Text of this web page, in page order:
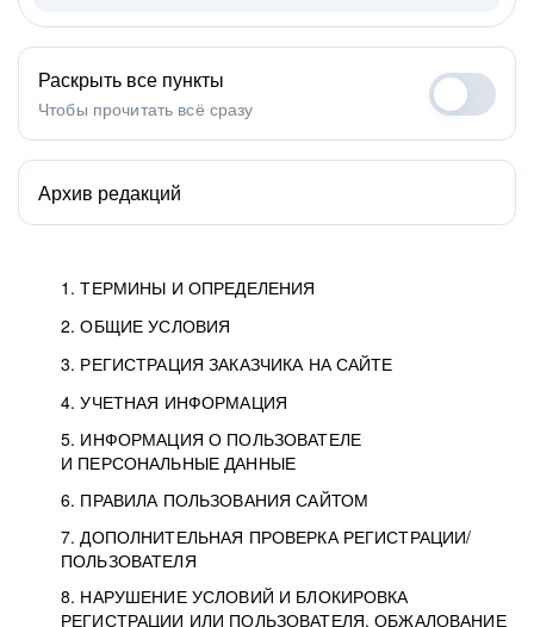
1. ТЕРМИНЫ И ОПРЕДЕЛЕНИЯ
2. ОБЩИЕ УСЛОВИЯ
3. РЕГИСТРАЦИЯ ЗАКАЗЧИКА НА САЙТЕ
4. УЧЕТНАЯ ИНФОРМАЦИЯ
5. ИНФОРМАЦИЯ О ПОЛЬЗОВАТЕЛЕ
И ПЕРСОНАЛЬНЫЕ ДАННЫЕ
6. ПРАВИЛА ПОЛЬЗОВАНИЯ САЙТОМ
7. ДОПОЛНИТЕЛЬНАЯ ПРОВЕРКА РЕГИСТРАЦИИ/
ПОЛЬЗОВАТЕЛЯ
8. НАРУШЕНИЕ УСЛОВИЙ И БЛОКИРОВКА
РЕГИСТРАЦИИ ИЛИ ПОЛЬЗОВАТЕЛЯ, ОБЖАЛОВАНИЕ
Раскрыть все пункты
Чтобы прочитать всё сразу
Архив редакций